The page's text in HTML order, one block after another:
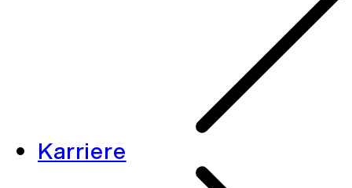
Karriere